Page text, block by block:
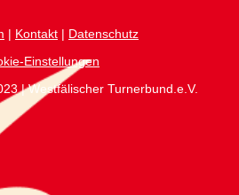
| Kontakt | Datenschutz
Einstellungen
| Westfälischer Turnerbund.e.V.